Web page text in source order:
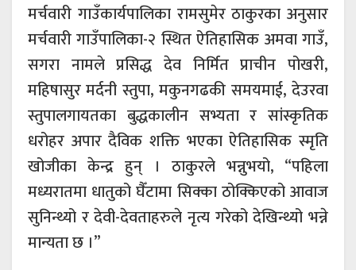
मर्चवारी गाउँकार्यपालिका रामसुमेर ठाकुरका अनुसार
मर्चवारी गाउँपालिका-२ स्थित ऐतिहासिक अमवा गाउँ,
सगरा नामले प्रसिद्ध देव निर्मित प्राचीन पोखरी,
महिषासुर मर्दनी स्तुपा, मकुनगढकी समयमाई, देउरवा
स्तुपालगायतका बुद्धकालीन सभ्यता र सांस्कृतिक
धरोहर अपार दैविक शक्ति भएका ऐतिहासिक स्मृति
खोजीका केन्द्र हुन् । ठाकुरले भन्नुभयो, “पहिला
मध्यरातमा धातुको घैँटामा सिक्का ठोक्किएको आवाज
सुनिन्थ्यो र देवी-देवताहरुले नृत्य गरेको देखिन्थ्यो भन्ने
मान्यता छ ।”